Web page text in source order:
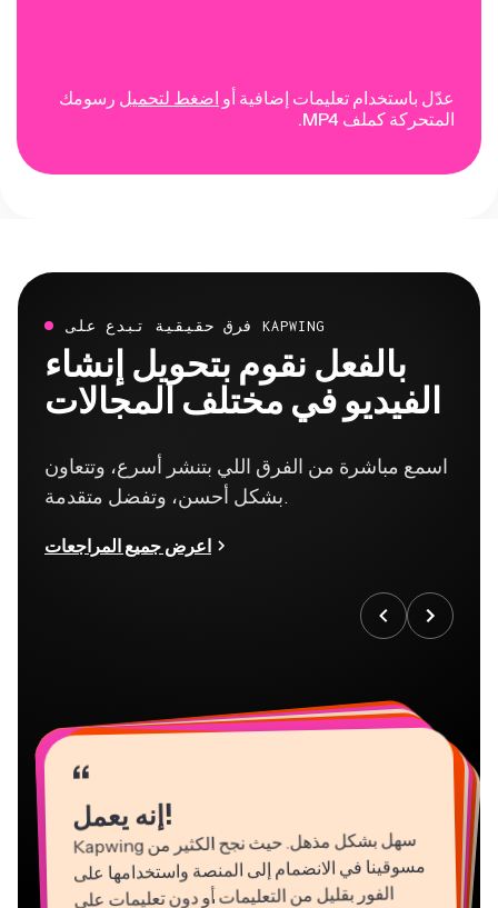
عدّل باستخدام تعليمات إضافية أو اضغط لتحميل رسومك
المتحركة كملف MP4.
فرق حقيقية تبدع على KAPWING
بالفعل نقوم بتحويل إنشاء
الفيديو في مختلف المجالات
اسمع مباشرة من الفرق اللي بتنشر أسرع، وتتعاون
بشكل أحسن، وتفضل متقدمة.
اعرض جميع المراجعات
“
إنه يعمل!
Kapwing
سهل بشكل مذهل. حيث نجح الكثير من
مسوقينا في الانضمام إلى المنصة واستخدامها على
الفور بقليل من التعليمات أو دون تعليمات على
الإطلاق. لا حاجة للتنزيلات ولا لعمليات التثبيت -
فهو يعمل بكل بساط
“
“
“
“
“
“